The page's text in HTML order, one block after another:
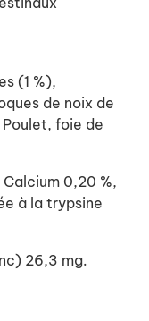
(1 %),
de noix de
foie de
Calcium 0,20 %,
à la trypsine
26,3 mg.